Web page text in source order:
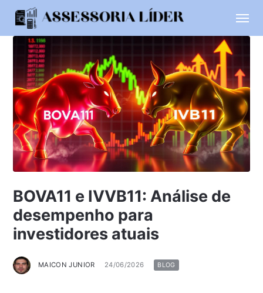
BOVA11 e IVVB11: Análise de
desempenho para
investidores atuais
MAICON JUNIOR 24/06/2026 BLOG